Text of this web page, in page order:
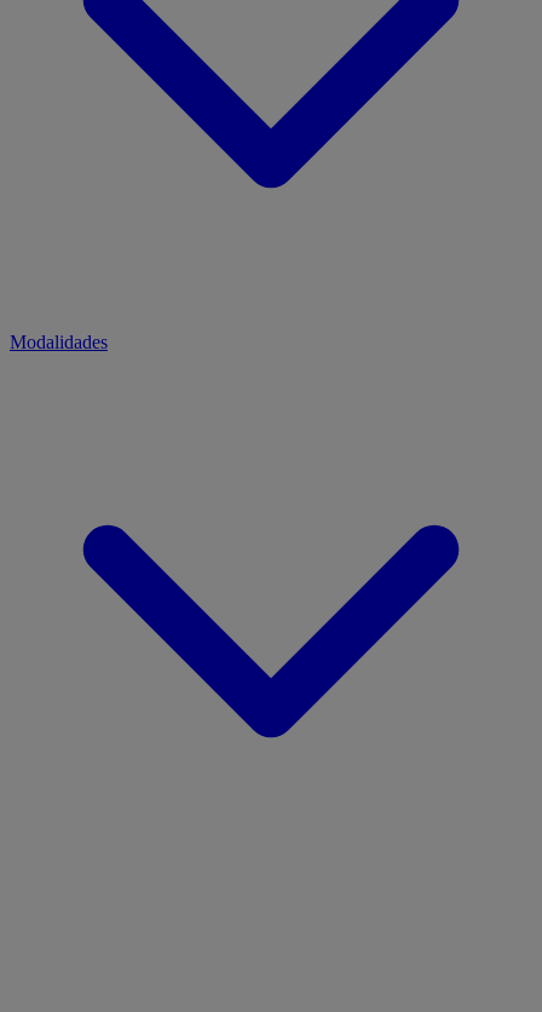
Modalidades